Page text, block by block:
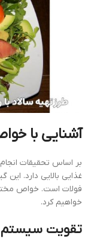
آشنایی با
غذایی بالایی دارد.
فولات است. خواص
خواهیم کرد.
تقویت سیستم